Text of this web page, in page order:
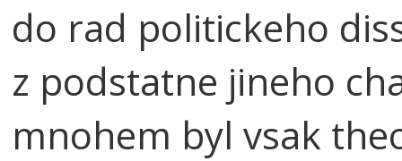
do rad politickeho
z podstatne jineho
mnohem byl vsak